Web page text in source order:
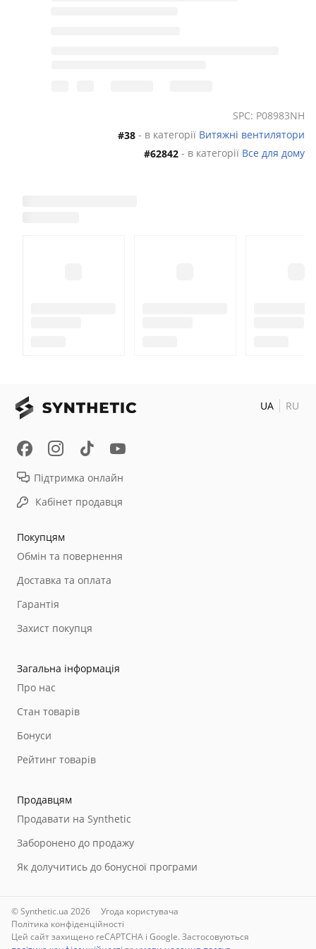
SPC: P08983NH
#38 - в категорії Витяжні вентилятори
#62842 - в категорії Все для дому
Покупцям
Обмін та повернення
Доставка та оплата
Гарантія
Захист покупця
Загальна інформація
Про нас
Стан товарів
Бонуси
Рейтинг товарів
Продавцям
Продавати на Synthetic
Заборонено до продажу
Як долучитись до бонусної програми
Підтримка онлайн
Кабінет продавця
© Synthetic.ua 2026
Угода користувача
Політика конфіденційності
Цей сайт захищено reCAPTCHA і Google. Застосовуються
UA RU